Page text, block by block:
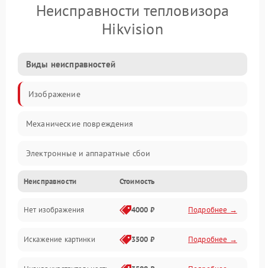
Неисправности тепловизора
Hikvision
Виды неисправностей
Изображение
Механические повреждения
Электронные и аппаратные сбои
Неисправности сенсора и оптики
Программные ошибки
Электропитание
Неисправности Стоимость
Нет изображения 4000 ₽ Подробнее →
Искажение картинки 3500 ₽ Подробнее →